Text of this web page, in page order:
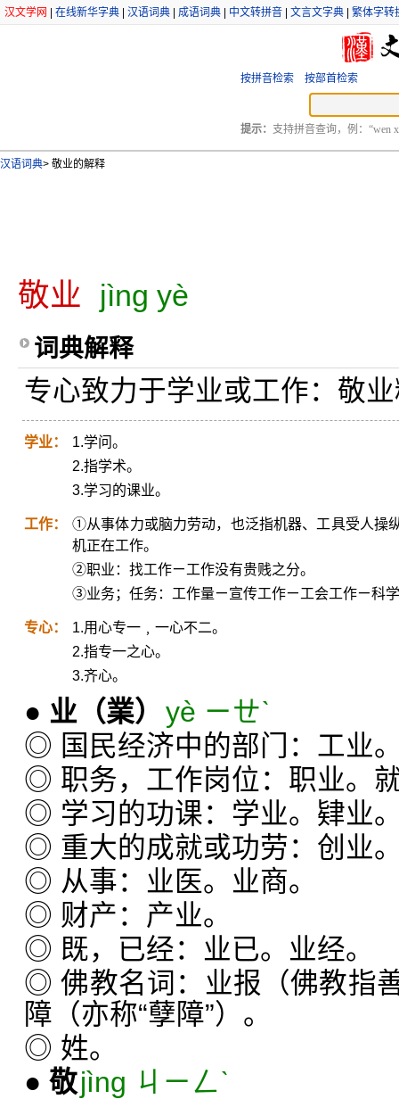
汉文学网 在线新华字典 汉语词典 成语词典 中文转拼音 文言文字典 繁体字转
按拼音检索 按部首检索
提示： 支持拼音查询，例：“wen
汉语词典> 敬业的解释
敬业 jìng yè
词典解释
专心致力于学业或工作：敬
学业：
1.学问。
2.指学术。
3.学习的课业。
工作：
①从事体力或脑力劳动，也泛指机器、工具受人操
机正在工作。
②职业：找工作ㄧ工作没有贵贱之分。
③业务；任务：工作量ㄧ宣传工作ㄧ工会工作ㄧ科学
专心：
1.用心专一﹐一心不二。
2.指专一之心。
3.齐心。
● 业 （業） yè ㄧㄝˋ
◎ 国民经济中的部门：工业
◎ 职务，工作岗位：职业。
◎ 学习的功课：学业。肄业
◎ 重大的成就或功劳：创业
◎ 从事：业医。业商。
◎ 财产：产业。
◎ 既，已经：业已。业经。
◎ 佛教名词：业报（佛教指
障（亦称“孽障”）。
◎ 姓。
● 敬jìng ㄐㄧㄥˋ